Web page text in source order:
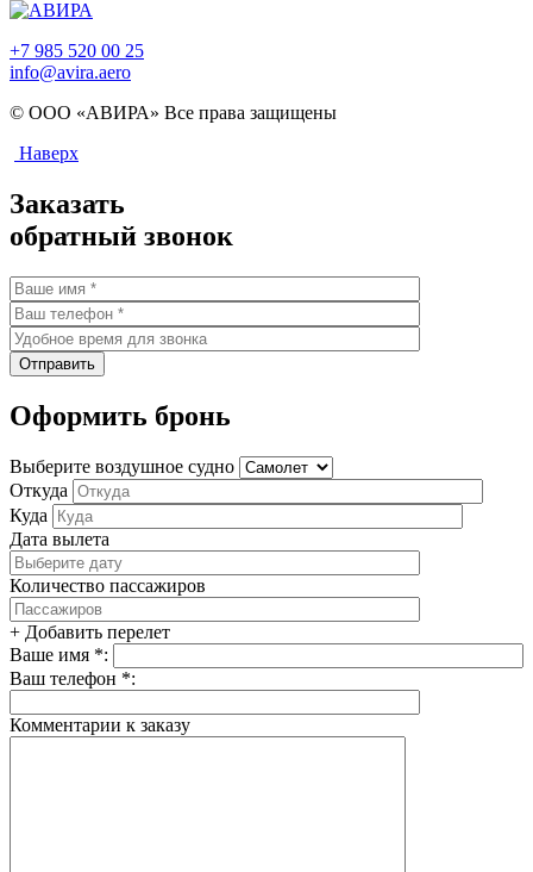
+7 985 520 00 25
info@avira.aero
© ООО «АВИРА» Все права защищены
Наверх
Заказать
обратный звонок
Оформить бронь
Выберите воздушное судно
Откуда
Куда
Дата вылета
Количество пассажиров
+ Добавить перелет
Ваше имя *:
Ваш телефон *:
Комментарии к заказу